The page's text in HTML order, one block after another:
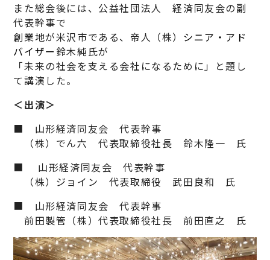
また総会後には、公益社団法人 経済同友会の副
代表幹事で
創業地が米沢市である、帝人（株） シニア・アド
バイザー 鈴木純氏が
「未来の社会を支える会社になるために」と題し
て講演した。
＜出演＞
■ 山形経済同友会 代表幹事
（株）でん六 代表取締役社長 鈴木隆一 氏
■ 山形経済同友会 代表幹事
（株）ジョイン 代表取締役 武田良和 氏
■ 山形経済同友会 代表幹事
前田製管（株）代表取締役社長 前田直之 氏